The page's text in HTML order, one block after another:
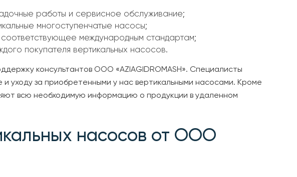
работы и сервисное обслуживание;
многоступенчатые насосы;
международным стандартам;
покупателя вертикальных насосов.
консультантов ООО «AZIAGIDROMASH». Специалисты
уходу за приобретенными у нас вертикальными насосами. Кроме
всю необходимую информацию о продукции в удаленном
насосов от ООО